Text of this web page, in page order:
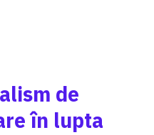
de
în lupta